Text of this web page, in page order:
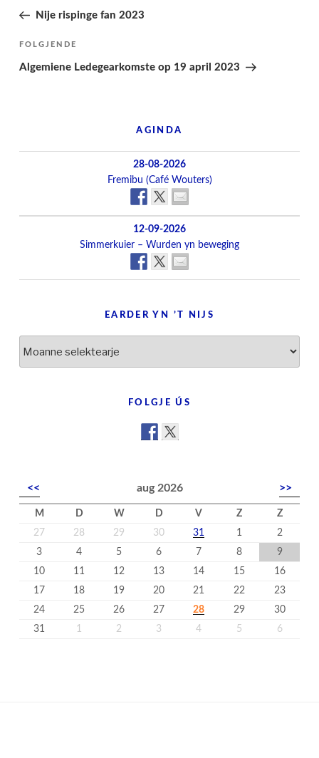
pagina
Nije rispinge fan 2023
Folgjend
berjocht
FOLGJENDE
Algemiene Ledegearkomste op 19 april 2023
AGINDA
28-08-2026
Fremibu (Café Wouters)
12-09-2026
Simmerkuier – Wurden yn beweging
EARDER YN ’T NIJS
yn
FOLGJE ÚS
<< aug 2026 >>
M D W D V Z
Z
27
28 29 30 31 1
2
3
4 5 6 7 8
9
10
11 12 13 14 15
16
17
18 19 20 21 22
23
24
25 26 27 28 29
30
31
1 2 3 4 5 6